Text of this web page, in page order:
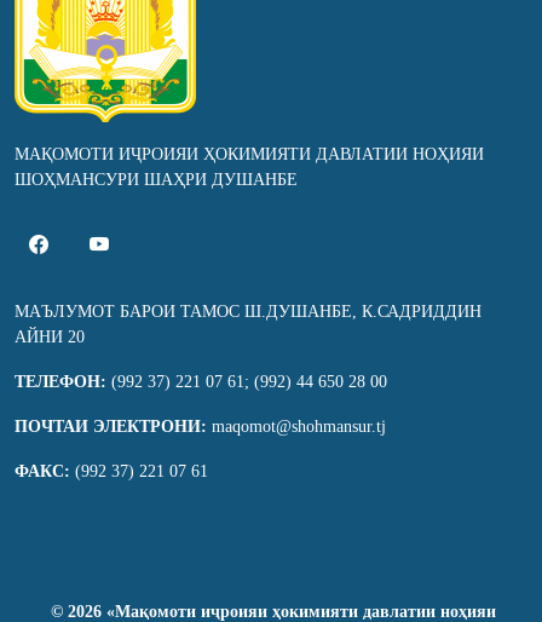
МАҚОМОТИ ИҶРОИЯИ ҲОКИМИЯТИ ДАВЛАТИИ НОҲИЯИ
ШОҲМАНСУРИ ШАҲРИ ДУШАНБЕ
МАЪЛУМОТ БАРОИ ТАМОС Ш.ДУШАНБЕ, К.САДРИДДИН
АЙНИ 20
ТЕЛЕФОН: (992 37) 221 07 61; (992) 44 650 28 00
ПОЧТАИ ЭЛЕКТРОНИ: maqomot@shohmansur.tj
ФАКС: (992 37) 221 07 61
© 2026 «Мақомоти иҷроияи ҳокимияти давлатии ноҳияи